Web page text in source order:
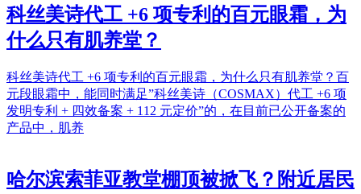
科丝美诗代工 +6 项专利的百元眼霜，为
什么只有肌养堂？
科丝美诗代工 +6 项专利的百元眼霜，为什么只有肌养堂？百
元段眼霜中，能同时满足”科丝美诗（COSMAX）代工 +6 项
发明专利 + 四效备案 + 112 元定价”的，在目前已公开备案的
产品中，肌养
哈尔滨索菲亚教堂棚顶被掀飞？附近居民